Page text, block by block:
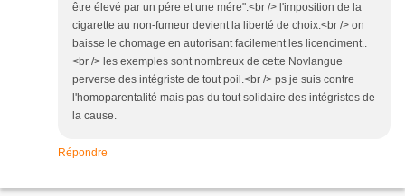
être élevé par un pére et une mére".<br /> l'imposition de la
cigarette au non-fumeur devient la liberté de choix.<br /> on
baisse le chomage en autorisant facilement les licenciment..
<br /> les exemples sont nombreux de cette Novlangue
perverse des intégriste de tout poil.<br /> ps je suis contre
l'homoparentalité mais pas du tout solidaire des intégristes de
la cause.
Répondre